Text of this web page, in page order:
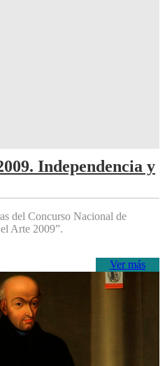
Independencia y
del Concurso Nacional de
Arte 2009”.
Ver más